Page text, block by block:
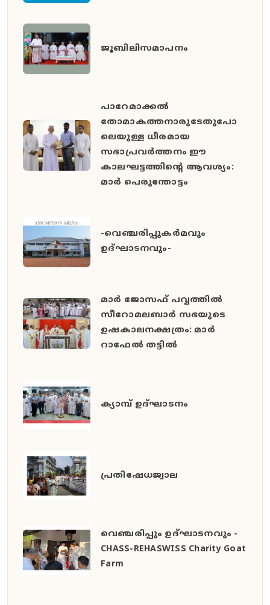
ജൂബിലിസമാപനം
പാറേമാക്കൽ
തോമാകത്തനാരുടേതുപോ
ലെയുള്ള ധീരമായ
സഭാപ്രവർത്തനം ഈ
കാലഘട്ടത്തിൻ്റെ ആവശ്യം:
മാർ പെരുന്തോട്ടം
-വെഞ്ചരിപ്പുകർമവും
ഉദ്ഘാടനവും-
മാർ ജോസഫ് പവ്വത്തിൽ
സീറോമലബാർ സഭയുടെ
ഉഷകാലനക്ഷത്രം: മാർ
റാഫേൽ തട്ടിൽ
ക്യാമ്പ് ഉദ്ഘാടനം
പ്രതിഷേധജ്വാല
വെഞ്ചരിപ്പും ഉദ്ഘാടനവും -
CHASS-REHASWISS Charity Goat
Farm